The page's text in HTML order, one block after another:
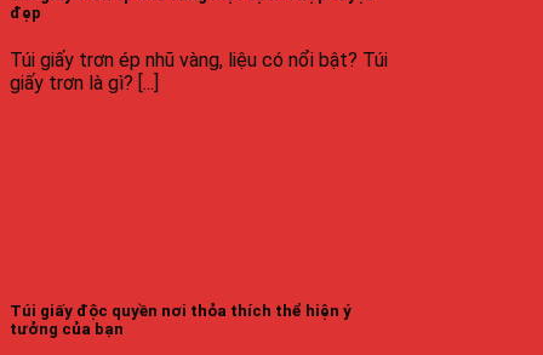
đẹp
Túi giấy trơn ép nhũ vàng, liệu có nổi bật? Túi
giấy trơn là gì? [...]
Túi giấy độc quyền nơi thỏa thích thể hiện ý
tưởng của bạn